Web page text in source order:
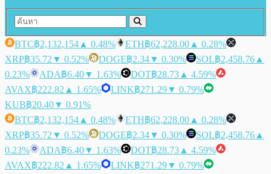
BTC฿2,132,154 ▲ 0.48% ETH฿62,228.00 ▲ 0.28%
XRP฿35.72 ▼ 0.52% DOGE฿2.34▼ 0.30% SOL฿2,458.76 ▲
0.23%
ADA฿6.40▼ 1.63% DOT฿28.73 ▲ 4.59%
AVAX฿222.82 ▲ 1.65% LINK฿271.29▼ 0.79%
KUB฿20.40▼ 0.91%
BTC฿2,132,154 ▲ 0.48% ETH฿62,228.00 ▲ 0.28%
XRP฿35.72 ▼ 0.52% DOGE฿2.34▼ 0.30% SOL฿2,458.76 ▲
0.23%
ADA฿6.40▼ 1.63% DOT฿28.73 ▲ 4.59%
AVAX฿222.82 ▲ 1.65% LINK฿271.29▼ 0.79%